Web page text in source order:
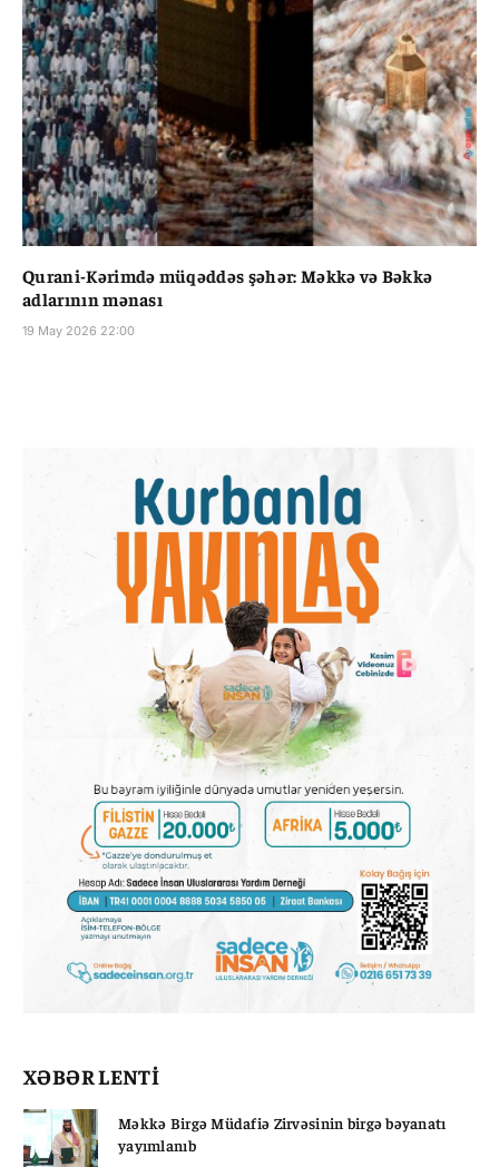
Qurani-Kərimdə müqəddəs şəhər: Məkkə və Bəkkə
adlarının mənası
19 May 2026 22:00
XƏBƏR LENTİ
Məkkə Birgə Müdafiə Zirvəsinin birgə bəyanatı
yayımlanıb